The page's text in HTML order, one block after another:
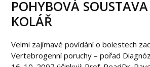
POHYBOVÁ
KOLÁŘ
Velmi zajímavé povídání o bolestech
Vertebrogenní poruchy – pořad